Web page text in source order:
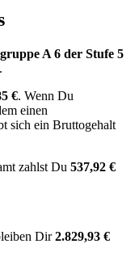
A 6 der Stufe 5
€. Wenn Du
einen
sich ein Bruttogehalt
zahlst Du 537,92 €
Dir2.829,93 €